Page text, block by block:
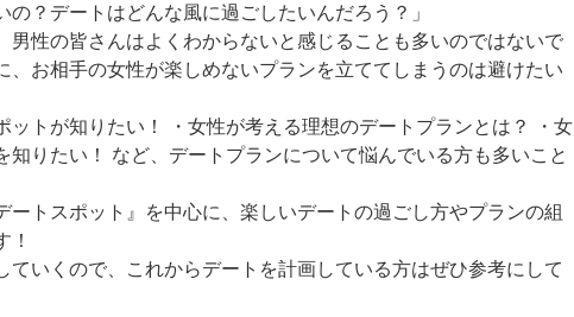
の？デートはどんな風に過ごしたいんだろう？」
男性の皆さんはよくわからないと感じることも多いのではないで
、お相手の女性が楽しめないプランを立ててしまうのは避けたい
ットが知りたい！ ・女性が考える理想のデートプランとは？ ・女
知りたい！ など、デートプランについて悩んでいる方も多いこと
ートスポット』を中心に、楽しいデートの過ごし方やプランの組
！
ていくので、これからデートを計画している方はぜひ参考にして